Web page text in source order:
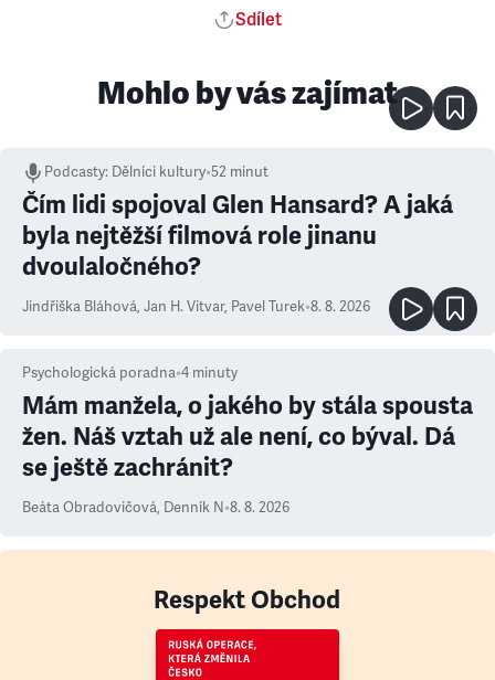
Sdílet
Mohlo by vás zajímat
Podcasty: Dělníci kultury•52 minut
Čím lidi spojoval Glen Hansard? A jaká
byla nejtěžší filmová role jinanu
dvoulaločného?
Jindřiška Bláhová, Jan H. Vitvar, Pavel Turek•8. 8. 2026
Psychologická poradna•4 minuty
Mám manžela, o jakého by stála spousta
žen. Náš vztah už ale není, co býval. Dá
se ještě zachránit?
Beáta Obradovičová, Denník N•8. 8. 2026
Respekt Obchod